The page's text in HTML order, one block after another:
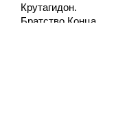
Крутагидон.
Братство Конца